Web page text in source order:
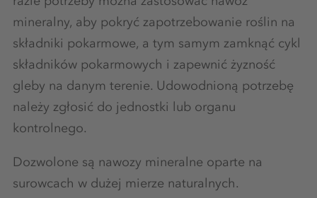
mineralny, aby pokryć zapotrzebowanie roślin na
składniki pokarmowe, a tym samym zamknąć cykl
składników pokarmowych i zapewnić żyzność
gleby na danym terenie. Udowodnioną potrzebę
należy zgłosić do jednostki lub organu
kontrolnego.
Dozwolone są nawozy mineralne oparte na
surowcach w dużej mierze naturalnych.